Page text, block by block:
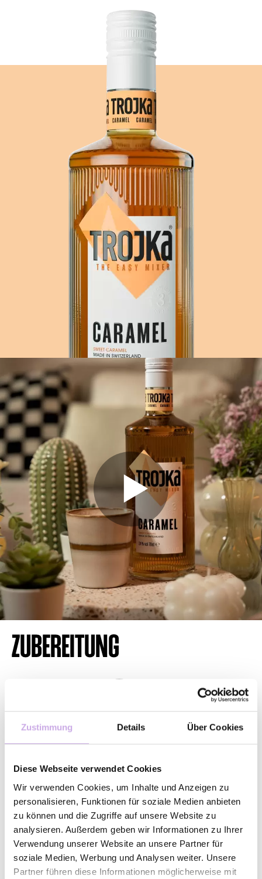
Zustimmung Details Über Cookies
Diese Webseite verwendet Cookies
Wir verwenden Cookies, um Inhalte und Anzeigen zu
personalisieren, Funktionen für soziale Medien anbieten
zu können und die Zugriffe auf unsere Website zu
analysieren. Außerdem geben wir Informationen zu Ihrer
Verwendung unserer Website an unsere Partner für
soziale Medien, Werbung und Analysen weiter. Unsere
Partner führen diese Informationen möglicherweise mit
ZUBEREITUNG
Trojka Caramel in ein Kaffeeglas geben.
2
Mit heissem Instant-Kaffee auffüllen.